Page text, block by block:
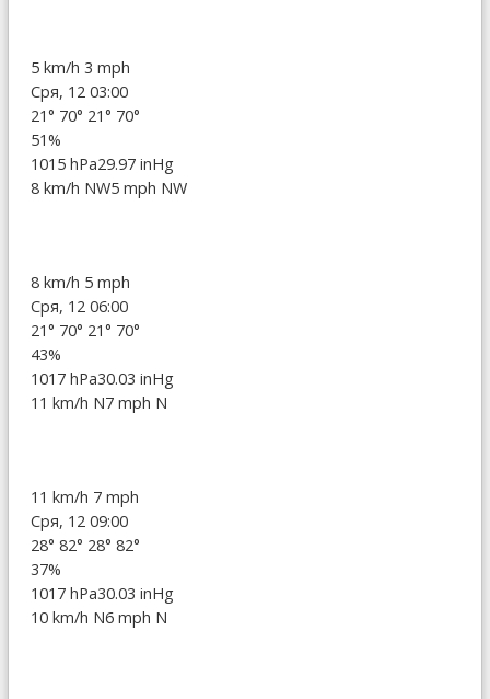
5 km/h 3 mph
Сря, 12 03:00
21° 70° 21° 70°
51%
1015 hPa29.97 inHg
8 km/h NW5 mph NW
8 km/h 5 mph
Сря, 12 06:00
21° 70° 21° 70°
43%
1017 hPa30.03 inHg
11 km/h N7 mph N
11 km/h 7 mph
Сря, 12 09:00
28° 82° 28° 82°
37%
1017 hPa30.03 inHg
10 km/h N6 mph N